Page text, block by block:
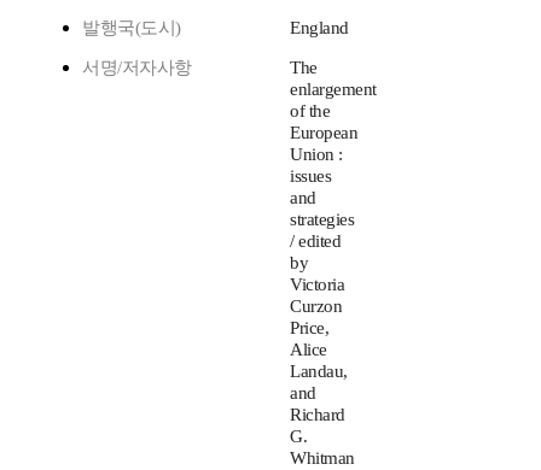
발행국(도시) England
서명/저자사항
The
enlargement
of the
European
Union :
issues
and
strategies
/ edited
by
Victoria
Curzon
Price,
Alice
Landau,
and
Richard
G.
Whitman